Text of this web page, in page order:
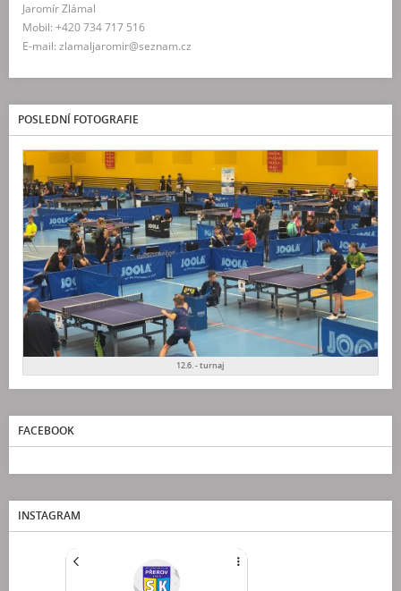
Jaromír Zlámal
Mobil: +420 734 717 516
E-mail: zlamaljaromir@seznam.cz
POSLEDNÍ FOTOGRAFIE
12.6. - turnaj
FACEBOOK
INSTAGRAM